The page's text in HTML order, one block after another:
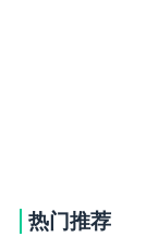
热门推荐